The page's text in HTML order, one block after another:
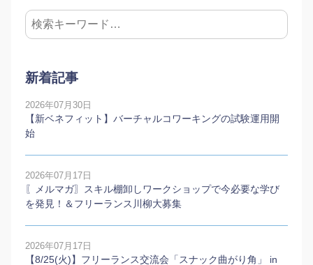
新着記事
2026年07月30日
【新ベネフィット】バーチャルコワーキングの試験運用開
始
2026年07月17日
〖メルマガ〗スキル棚卸しワークショップで今必要な学び
を発見！＆フリーランス川柳大募集
2026年07月17日
【8/25(火)】フリーランス交流会「スナック曲がり角」 in